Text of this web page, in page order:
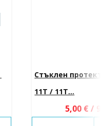
Стъклен
11T / 11T...
5,00 € /